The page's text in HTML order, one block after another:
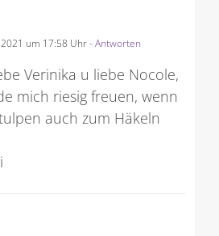
2021 um 17:58 Uhr- Antworten
Verinika u liebe Nocole,
mich riesig freuen, wenn
auch zum Häkeln